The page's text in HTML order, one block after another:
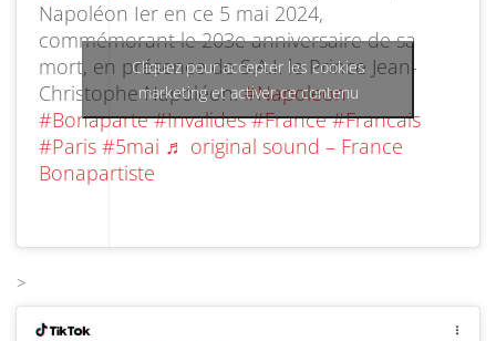
Napoléon Ier en ce 5 mai 2024,
commémorant le 203e anniversaire de sa
mort, en présence de S.A.I. le Prince Jean-
Christophe Napoléon.#Napoleon
#Bonaparte #Invalides #France #Francais
#Paris #5mai ♬ original sound – France
Bonapartiste
Cliquez pour accepter les cookies
marketing et activer ce contenu
>